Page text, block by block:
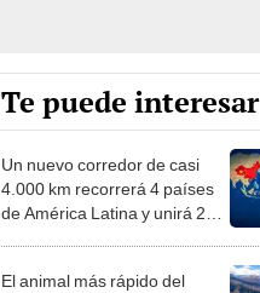
Te puede interesar
Un nuevo corredor de casi
4.000 km recorrerá 4 países
de América Latina y unirá 2
El animal más rápido del